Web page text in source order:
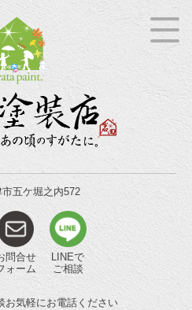
五ケ堀之内572
問合せ
ォーム
LINEで
ご相談
お気軽にお電話ください